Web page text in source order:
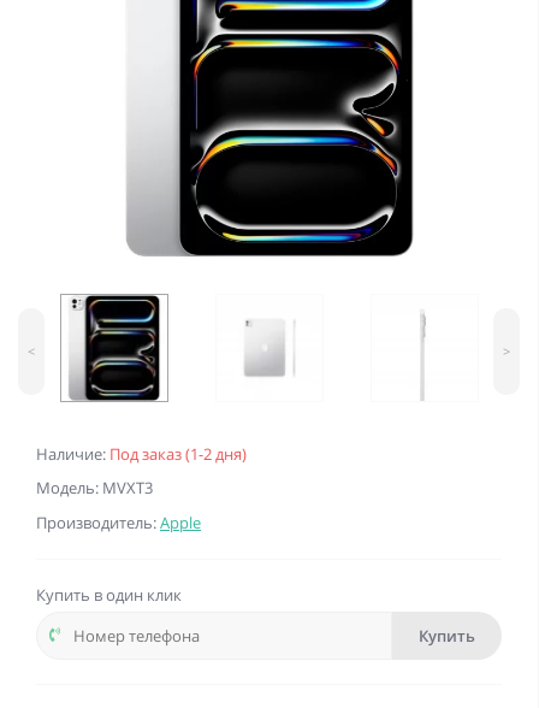
Наличие: Под заказ (1-2 дня)
Модель: MVXT3
Производитель:Apple
< >
Купить в один клик
Купить